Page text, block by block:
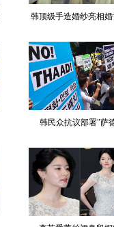
韩顶级手造婚纱亮相
韩民众抗议部署"萨